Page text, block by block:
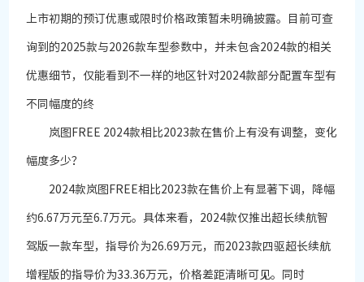
上市初期的预订优惠或限时价格政策暂未明确披露。目前可查
询到的2025款与2026款车型参数中，并未包含2024款的相关
优惠细节，仅能看到不一样的地区针对2024款部分配置车型有
不同幅度的终
岚图FREE 2024款相比2023款在售价上有没有调整，变化
幅度多少？
2024款岚图FREE相比2023款在售价上有显著下调，降幅
约6.67万元至6.7万元。具体来看，2024款仅推出超长续航智
驾版一款车型，指导价为26.69万元，而2023款四驱超长续航
增程版的指导价为33.36万元，价格差距清晰可见。同时